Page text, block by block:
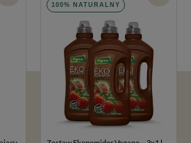
100% NATURALNY